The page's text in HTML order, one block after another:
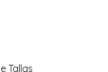
Tallas